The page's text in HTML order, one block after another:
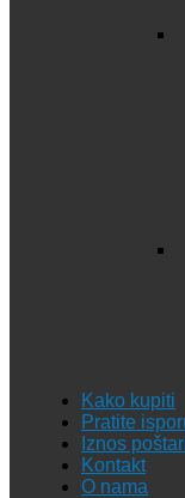
Kako kupiti
Pratite
Iznos
Kontakt
O nama